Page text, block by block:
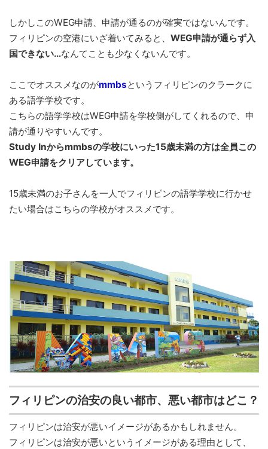
しかしこのWEG申請、申請が通るのが確実ではないんです。
フィリピンの空港にいざ着いてみると、 WEG申請が通らず入
国できない…なんてことも少なくないんです。
ここでオススメなのがmmbsというフィリピンのクラークに
ある語学学校です。
こちらの語学学校はWEG申請を学校側がしてくれるので、申
請が通りやすいんです。
Study Inからmmbsの学校にいった15歳未満の方は全員この
WEG申請をクリアしています。
15歳未満のお子さんを一人でフィリピンの語学学校に行かせ
たい場合はこちらの学校がオススメです。
フィリピンの治安の良い都市、悪い都市はどこ？
フィリピンは治安が悪いイメージがあるかもしれません。
フィリピンは治安が悪いというイメージがある理由として、